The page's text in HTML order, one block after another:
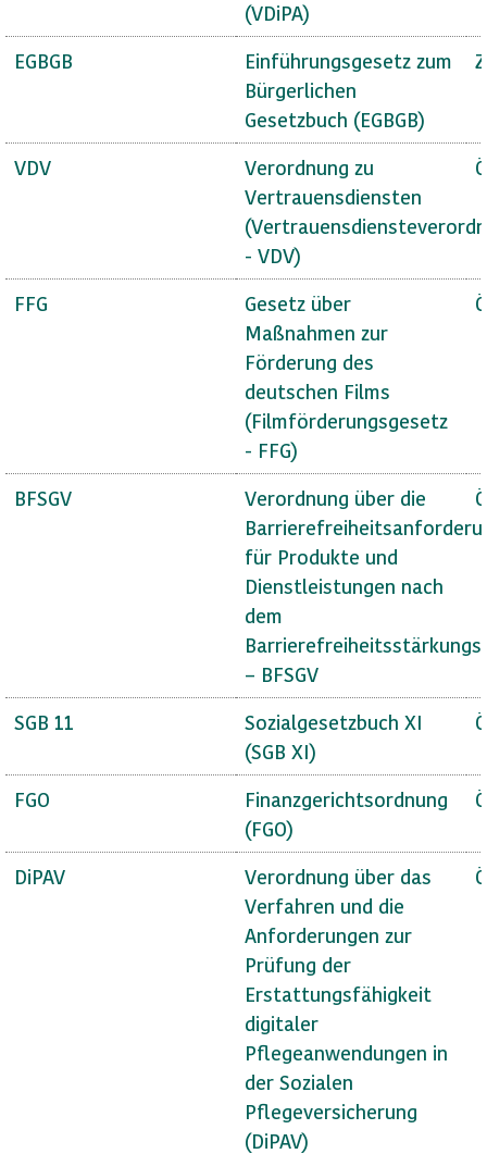
(VDiPA)
EGBGB
Einführungsgesetz zum
Bürgerlichen
Gesetzbuch (EGBGB)
VDV
Verordnung zu
Vertrauensdiensten
- VDV)
FFG
Gesetz über
Maßnahmen zur
Förderung des
deutschen Films
(Filmförderungsgesetz
- FFG)
BFSGV
Verordnung über die
für Produkte und
Dienstleistungen nach
dem
– BFSGV
SGB 11
Sozialgesetzbuch XI
(SGB XI)
FGO
Finanzgerichtsordnung
(FGO)
DiPAV
Verordnung über das
Verfahren und die
Anforderungen zur
Prüfung der
Erstattungsfähigkeit
digitaler
Pflegeanwendungen in
der Sozialen
Pflegeversicherung
(DiPAV)